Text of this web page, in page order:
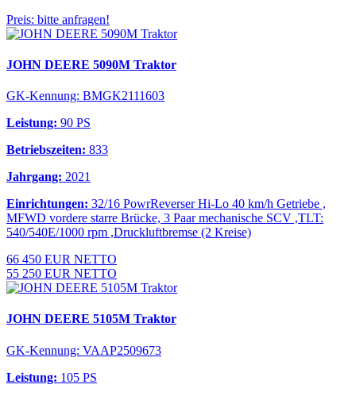
Preis: bitte anfragen!
JOHN DEERE 5090M Traktor
GK-Kennung: BMGK2111603
Leistung: 90 PS
Betriebszeiten: 833
Jahrgang: 2021
Einrichtungen: 32/16 PowrReverser Hi-Lo 40 km/h Getriebe ,
MFWD vordere starre Brücke, 3 Paar mechanische SCV ,TLT:
540/540E/1000 rpm ,Druckluftbremse (2 Kreise)
66 450 EUR NETTO
55 250 EUR NETTO
JOHN DEERE 5105M Traktor
GK-Kennung: VAAP2509673
Leistung: 105 PS